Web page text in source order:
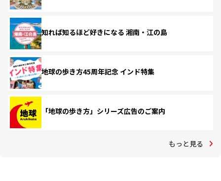
知れば知るほど好きになる 湘南・江の島
地球の歩き方45周年記念 インド特集
「地球の歩き方」シリーズ広告のご案内
もっと見る